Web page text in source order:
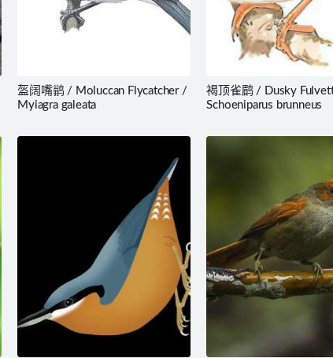
盔阔嘴鹟 / Moluccan Flycatcher /
Myiagra galeata
褐顶雀鹛 / Dusky
Schoeniparus brunneus